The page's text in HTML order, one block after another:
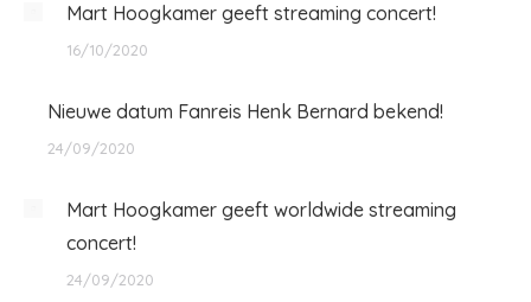
Mart Hoogkamer geeft streaming concert!
16/10/2020
Nieuwe datum Fanreis Henk Bernard bekend!
24/09/2020
Mart Hoogkamer geeft worldwide streaming
concert!
24/09/2020